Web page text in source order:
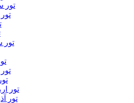
تور
تور
تور
تور